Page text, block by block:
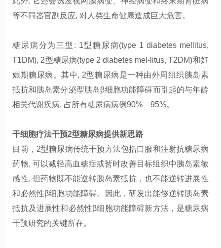
等不同器官副反应, 对人类生命健康造成巨大危害。
糖尿病分为三型 : 1型糖尿病(type 1 diabetes mellitus,
T1DM), 2型糖尿病(type 2 diabetes mel-litus, T2DM)和妊
娠期糖尿病。其中, 2型糖尿病是一种由外周组织胰岛素
抵抗和胰岛素分泌型胰岛β细胞功能障碍而引起的与年龄
相关代谢疾病, 占所有糖尿病病例90%—95%。
干细胞疗法干预2型糖尿病提供新思路
目前，2型糖尿病传统干预方法包括口服和注射抗糖尿病
药物,可以减轻高血糖症或暂时改善目标组织中胰岛素敏
感性,但药物既不能逆转胰岛素抵抗，也不能逆转进展性
和必然性β细胞功能障碍。因此，研发出能够逆转胰岛素
抵抗及进展性和必然性β细胞功能障碍新方法，是糖尿病
干预研究的关键所在。